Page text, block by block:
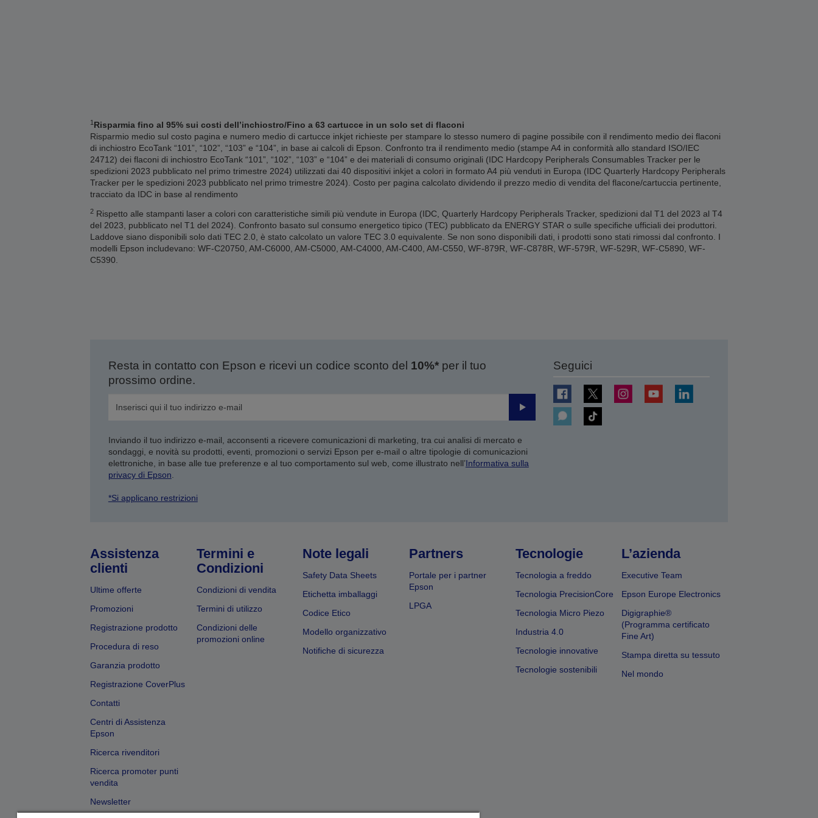
1Risparmia fino al 95% sui costi dell’inchiostro/Fino a 63 cartucce in un solo set di flaconi
Risparmio medio sul costo pagina e numero medio di cartucce inkjet richieste per stampare lo stesso numero di pagine possibile con il rendimento medio dei flaconi
di inchiostro EcoTank “101”, “102”, “103” e “104”, in base ai calcoli di Epson. Confronto tra il rendimento medio (stampe A4 in conformità allo standard ISO/IEC
24712) dei flaconi di inchiostro EcoTank “101”, “102”, “103” e “104” e dei materiali di consumo originali (IDC Hardcopy Peripherals Consumables Tracker per le
spedizioni 2023 pubblicato nel primo trimestre 2024) utilizzati dai 40 dispositivi inkjet a colori in formato A4 più venduti in Europa (IDC Quarterly Hardcopy Peripherals
Tracker per le spedizioni 2023 pubblicato nel primo trimestre 2024). Costo per pagina calcolato dividendo il prezzo medio di vendita del flacone/cartuccia pertinente,
tracciato da IDC in base al rendimento
2Rispetto alle stampanti laser a colori con caratteristiche simili più vendute in Europa (IDC, Quarterly Hardcopy Peripherals Tracker, spedizioni dal T1 del 2023 al T4
del 2023, pubblicato nel T1 del 2024). Confronto basato sul consumo energetico tipico (TEC) pubblicato da ENERGY STAR o sulle specifiche ufficiali dei produttori.
Laddove siano disponibili solo dati TEC 2.0, è stato calcolato un valore TEC 3.0 equivalente. Se non sono disponibili dati, i prodotti sono stati rimossi dal confronto. I
modelli Epson includevano: WF-C20750, AM-C6000, AM-C5000, AM-C4000, AM-C400, AM-C550, WF-879R, WF-C878R, WF-579R, WF-529R, WF-C5890, WF-
C5390.
Resta in contatto con Epson e ricevi un codice sconto del 10%*per il tuo
prossimo ordine.
Invia
Inviando il tuo indirizzo e-mail, acconsenti a ricevere comunicazioni di marketing, tra cui analisi di mercato e
sondaggi, e novità su prodotti, eventi, promozioni o servizi Epson per e-mail o altre tipologie di comunicazioni
elettroniche, in base alle tue preferenze e al tuo comportamento sul web, come illustrato nell’Informativa sulla
privacy di Epson
*Si applicano restrizioni
Seguici
Assistenza
clienti
Ultime offerte
Promozioni
Registrazione prodotto
Procedura di reso
Garanzia prodotto
Registrazione CoverPlus
Contatti
Centri di Assistenza
Epson
Ricerca rivenditori
Ricerca promoter punti
vendita
Newsletter
Termini e
Condizioni
Condizioni di vendita
Termini di utilizzo
Condizioni delle
promozioni online
Note legali
Safety Data Sheets
Etichetta imballaggi
Codice Etico
Modello organizzativo
Notifiche di sicurezza
Partners
Portale per i partner
Epson
LPGA
Tecnologie
Tecnologia a freddo
Tecnologia PrecisionCore
Tecnologia Micro Piezo
Industria 4.0
Tecnologie innovative
Tecnologie sostenibili
L’azienda
Executive Team
Epson Europe Electronics
Digigraphie®
(Programma certificato
Fine Art)
Stampa diretta su tessuto
Nel mondo